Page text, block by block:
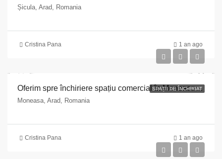
Șicula, Arad, Romania
Cristina Pana 1 an ago
SPAȚII DE ÎNCHIRIAT
Oferim spre închiriere spațiu comercial în Moneasa, Strada Pietroasa nr.1, 171 mp
Moneasa, Arad, Romania
Cristina Pana 1 an ago